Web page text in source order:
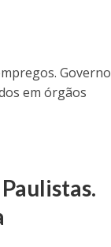
Governo
em órgãos